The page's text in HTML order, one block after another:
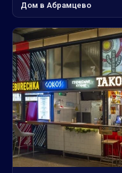
Дом в Абрамцево